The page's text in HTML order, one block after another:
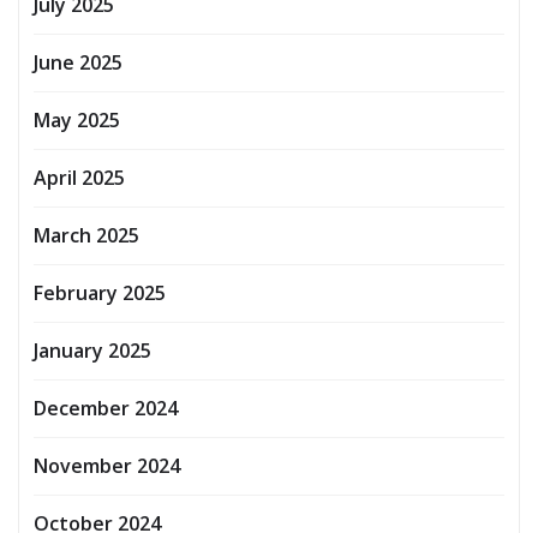
June 2025
May 2025
April 2025
March 2025
February 2025
January 2025
December 2024
November 2024
October 2024